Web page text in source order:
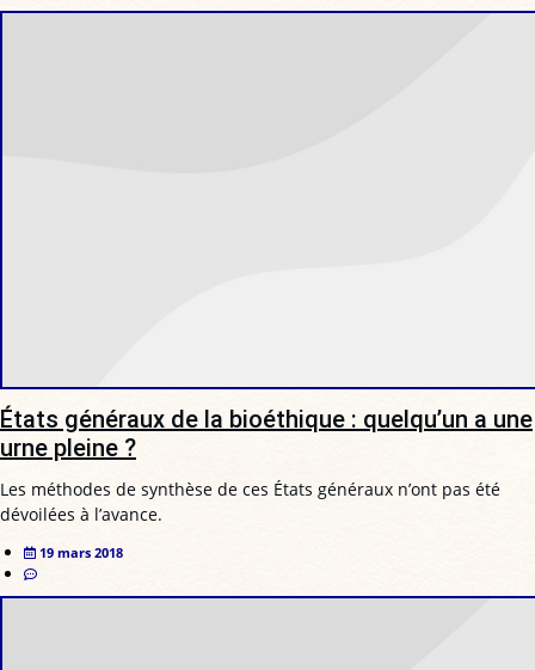
États généraux de la bioéthique : quelqu’un a une
urne pleine ?
Les méthodes de synthèse de ces États généraux n’ont pas été
dévoilées à l’avance.
19 mars 2018